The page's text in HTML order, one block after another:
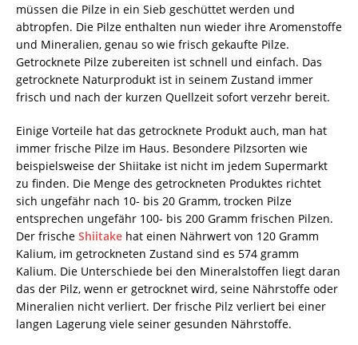
müssen die Pilze in ein Sieb geschüttet werden und
abtropfen. Die Pilze enthalten nun wieder ihre Aromenstoffe
und Mineralien, genau so wie frisch gekaufte Pilze.
Getrocknete Pilze zubereiten ist schnell und einfach. Das
getrocknete Naturprodukt ist in seinem Zustand immer
frisch und nach der kurzen Quellzeit sofort verzehr bereit.
Einige Vorteile hat das getrocknete Produkt auch, man hat
immer frische Pilze im Haus. Besondere Pilzsorten wie
beispielsweise der Shiitake ist nicht im jedem Supermarkt
zu finden. Die Menge des getrockneten Produktes richtet
sich ungefähr nach 10- bis 20 Gramm, trocken Pilze
entsprechen ungefähr 100- bis 200 Gramm frischen Pilzen.
Der frische Shiitake hat einen Nährwert von 120 Gramm
Kalium, im getrockneten Zustand sind es 574 gramm
Kalium. Die Unterschiede bei den Mineralstoffen liegt daran
das der Pilz, wenn er getrocknet wird, seine Nährstoffe oder
Mineralien nicht verliert. Der frische Pilz verliert bei einer
langen Lagerung viele seiner gesunden Nährstoffe.